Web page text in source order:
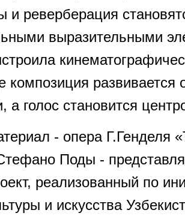
и реверберация
выразительными
композиция развивается
а голос становится
- опера Г.Генделя
Поды -
реализованный по
и искусства